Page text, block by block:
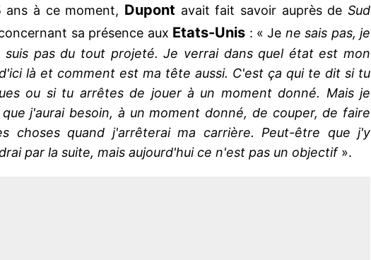
ans à ce moment, Dupont avait fait savoir auprès deSud
sa présence aux Etats-Unis : « Je ne sais pas, je
suis pas du tout projeté. Je verrai dans quel état est mon
là et comment est ma tête aussi. C'est ça qui te dit si tu
ou si tu arrêtes de jouer à un moment donné. Mais je
j'aurai besoin, à un moment donné, de couper, de faire
choses quand j'arrêterai ma carrière. Peut-être que j'y
par la suite, mais aujourd'hui ce n'est pas un objectif».